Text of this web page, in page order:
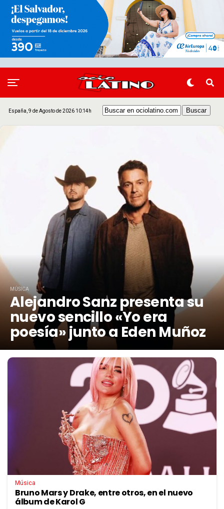
España, 9 de Agosto de 2026 10:14h
MÚSICA
Alejandro Sanz presenta su
nuevo sencillo «Yo era
poesía» junto a Eden Muñoz
Música
Bruno Mars y Drake, entre otros, en el nuevo
álbum de Karol G